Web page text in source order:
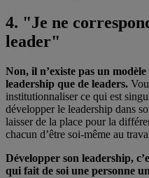
4. "Je ne
leader"
Non, il n’existe pas un
leadership que de leaders.
institutionnaliser ce qui est
développer le leadership dans
laisser de la place pour la
chacun d’être soi-même au
Développer son leadership,
qui fait de soi une personne